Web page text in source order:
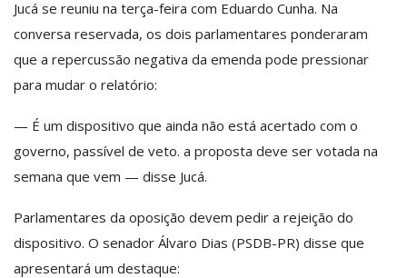
Jucá se reuniu na terça-feira com Eduardo Cunha. Na
conversa reservada, os dois parlamentares ponderaram
que a repercussão negativa da emenda pode pressionar
para mudar o relatório:
— É um dispositivo que ainda não está acertado com o
governo, passível de veto. a proposta deve ser votada na
semana que vem — disse Jucá.
Parlamentares da oposição devem pedir a rejeição do
dispositivo. O senador Álvaro Dias (PSDB-PR) disse que
apresentará um destaque: